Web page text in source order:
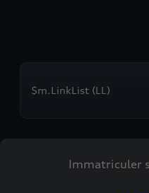
$m.LinkList (LL)
Immatriculer